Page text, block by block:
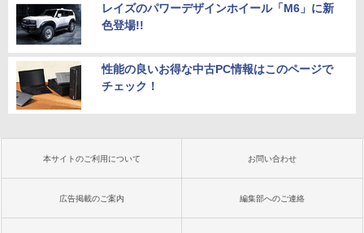
レイズのパワーデザインホイール「M6」に新
色登場!!
性能の良いお得な中古PC情報はこのページで
チェック！
本サイトのご利用について お問い合わせ
広告掲載のご案内 編集部へのご連絡